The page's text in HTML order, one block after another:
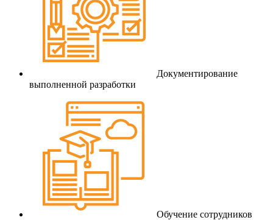
Документирование
выполненной разработки
Обучение сотрудников